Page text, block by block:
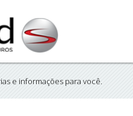
e informações para você.